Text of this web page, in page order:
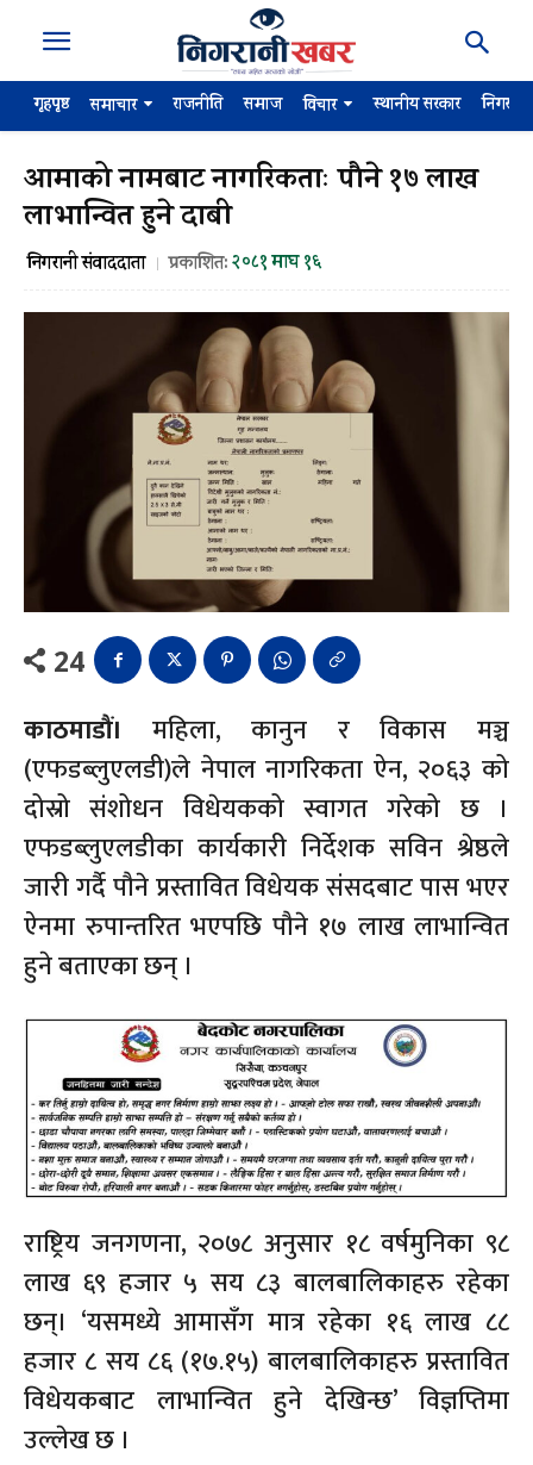
गृहपृष्ठ समाचार राजनीति समाज विचार स्थानीय सरकार
आमाको नामबाट नागरिकताः पौने १७ लाख
लाभान्वित हुने दाबी
निगरानी संवाददाता प्रकाशित:२०८१ माघ १६
24
काठमाडौं। महिला, कानुन र विकास मञ्च
(एफडब्लुएलडी)ले नेपाल नागरिकता ऐन, २०६३ को
दोस्रो संशोधन विधेयकको स्वागत गरेको छ ।
एफडब्लुएलडीका कार्यकारी निर्देशक सविन श्रेष्ठले
जारी गर्दै पौने प्रस्तावित विधेयक संसदबाट पास भएर
ऐनमा रुपान्तरित भएपछि पौने १७ लाख लाभान्वित
हुने बताएका छन् ।
राष्ट्रिय जनगणना, २०७८ अनुसार १८ वर्षमुनिका ९८
लाख ६९ हजार ५ सय ८३ बालबालिकाहरु रहेका
छन्। ‘यसमध्ये आमासँग मात्र रहेका १६ लाख ८८
हजार ८ सय ८६ (१७.१५) बालबालिकाहरु प्रस्तावित
विधेयकबाट लाभान्वित हुने देखिन्छ’ विज्ञप्तिमा
उल्लेख छ ।